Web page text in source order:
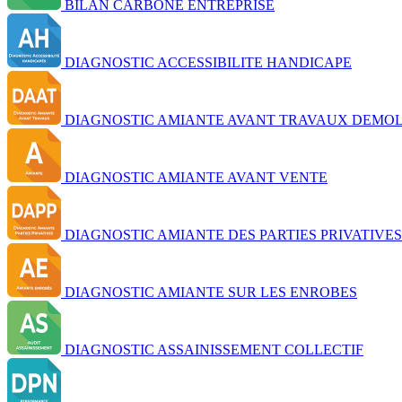
BILAN CARBONE ENTREPRISE
DIAGNOSTIC ACCESSIBILITE HANDICAPE
DIAGNOSTIC AMIANTE AVANT TRAVAUX
DIAGNOSTIC AMIANTE AVANT VENTE
DIAGNOSTIC AMIANTE DES PARTIES PRIVATIVES
DIAGNOSTIC AMIANTE SUR LES ENROBES
DIAGNOSTIC ASSAINISSEMENT COLLECTIF